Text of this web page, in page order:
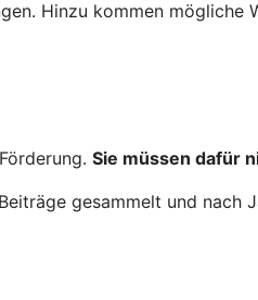
Hinzu kommen mögliche
Sie müssen dafür
gesammelt und nach